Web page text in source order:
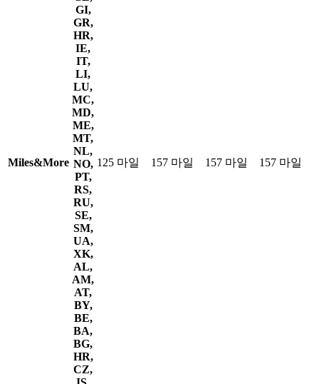
Miles&More
GI,
GR,
HR,
IE,
IT,
LI,
LU,
MC,
MD,
ME,
MT,
NL,
NO,
PT,
RS,
RU,
SE,
SM,
UA,
XK,
AL,
AM,
AT,
BY,
BE,
BA,
BG,
HR,
CZ,
125 마일 157 마일 157 마일 157 마일